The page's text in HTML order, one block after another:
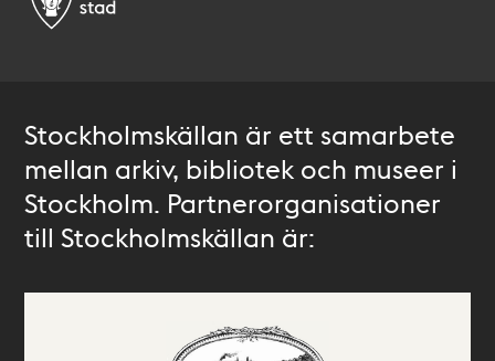
Stockholmskällan är ett samarbete
mellan arkiv, bibliotek och museer i
Stockholm. Partnerorganisationer
till Stockholmskällan är: